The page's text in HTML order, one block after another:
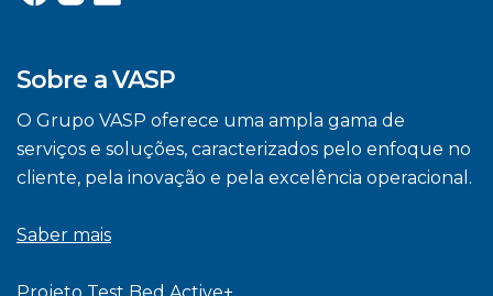
Sobre a VASP
O Grupo VASP oferece uma ampla gama de
serviços e soluções, caracterizados pelo enfoque no
cliente, pela inovação e pela excelência operacional.
Saber mais